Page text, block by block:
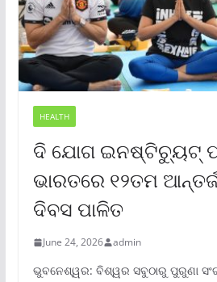
HEALTH
ଦି ଯୋଗ ଇନଷ୍ଟିଚ୍ୟୁଟ୍
ଭାରତରେ ୧୨ତମ
ଦିବସ ପାଳିତ
June 24, 2026 admin
ଭୁବନେଶ୍ୱର: ବିଶ୍ୱର ସବୁଠାରୁ ପୁରୁଣା